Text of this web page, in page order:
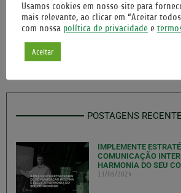
Facebook
Twitter
POSTAGENS
IMPLEMENTE
COMUNICAÇÃO
HARMONIA DO SEU
13/06/2024
Usamos cookies em nosso site para
mais relevante, ao clicar em “Aceitar
com nossa política de privacidade e
Aceitar